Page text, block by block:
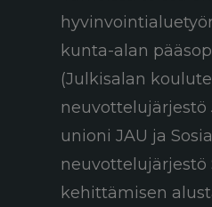
kunta-alan
(Julkisalan
neuvottelujärjestö
unioni JAU ja
neuvottelujärjestö
kehittämisen